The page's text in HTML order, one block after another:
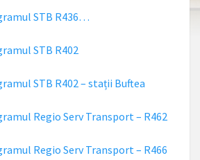
STB R436…
STB R402
STB R402 – stații Buftea
Regio Serv Transport – R462
Regio Serv Transport – R466